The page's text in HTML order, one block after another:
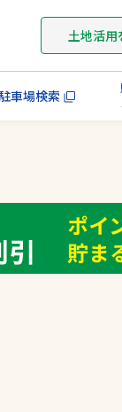
土地活用
車場検索